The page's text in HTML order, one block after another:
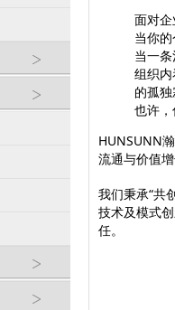
面对
当你
当一
组织
的孤
也许，
HUNSUNN
流通与价值
我们秉承“共
技术及模式
任。